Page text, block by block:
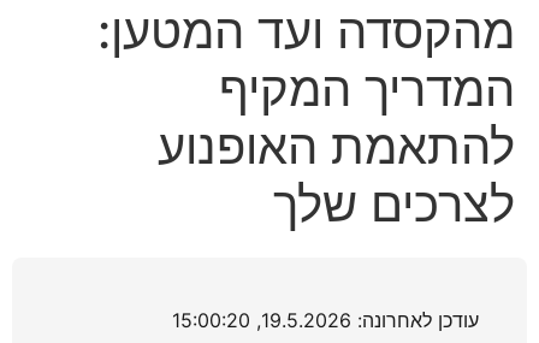
ילד בן 11 נפל מגובה במעלות תרשיחא - מצבו בינוני
המרכז הענק של פתח תקווה עולה בלהבות - עוד לפני
שהספיק להיפתח
עשרות חרדים מפגינים בצומת מירון נגד תחבורה ציבורית
לפני צאת השבת
רוכב אופנוע נפגע מרכב בצומת התשבי - מצבו בינוני
מהקסדה ועד המטען:
המדריך המקיף
להתאמת האופנוע
לצרכים שלך
עודכן לאחרונה: 19.5.2026, 15:00:20